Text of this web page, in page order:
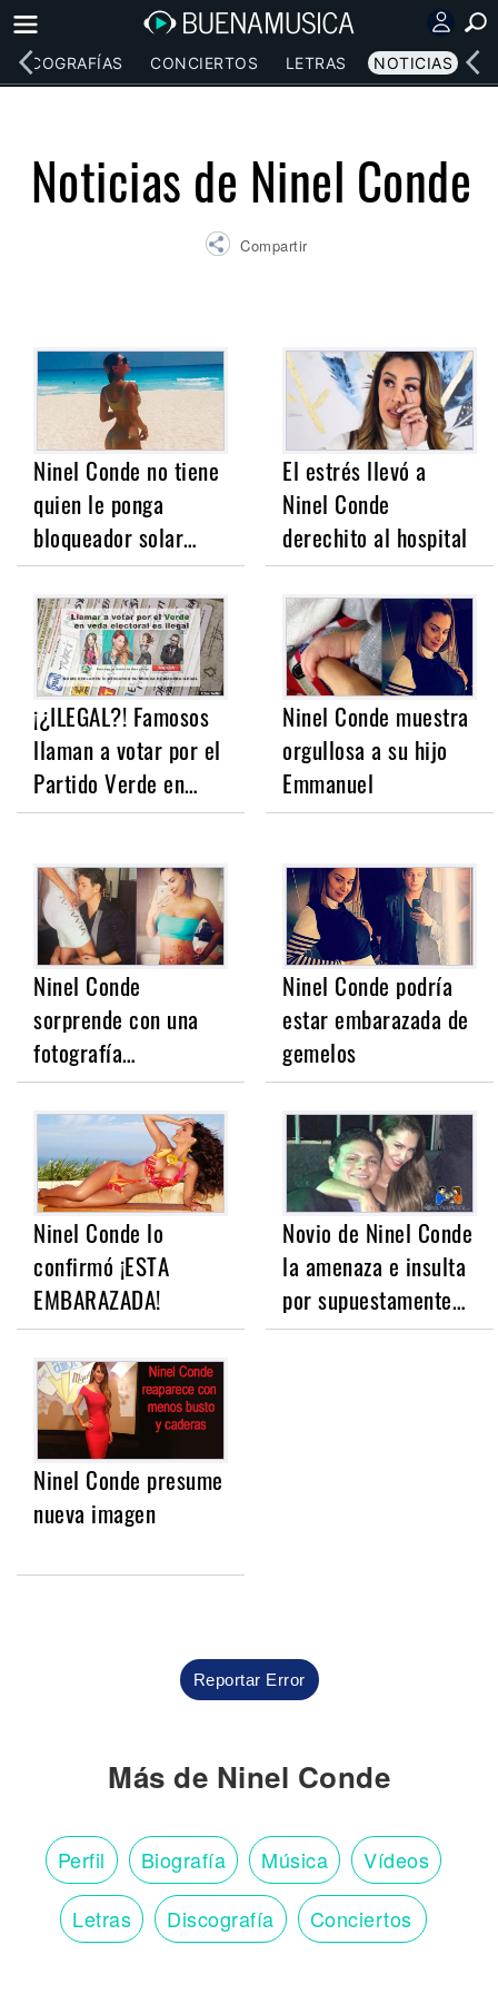
DISCOGRAFÍAS CONCIERTOS LETRAS NOTICIAS
Noticias de Ninel Conde
Compartir
Ninel Conde no tiene
quien le ponga
bloqueador solar…
El estrés llevó a
Ninel Conde
derechito al hospital
¡¿ILEGAL?! Famosos
llaman a votar por el
Partido Verde en…
Ninel Conde muestra
orgullosa a su hijo
Emmanuel
Ninel Conde
sorprende con una
fotografía…
Ninel Conde podría
estar embarazada de
gemelos
Ninel Conde lo
confirmó ¡ESTA
EMBARAZADA!
Novio de Ninel Conde
la amenaza e insulta
por supuestamente…
Ninel Conde presume
nueva imagen
Reportar Error
Más de Ninel Conde
Perfil Biografía Música Vídeos
Letras Discografía Conciertos